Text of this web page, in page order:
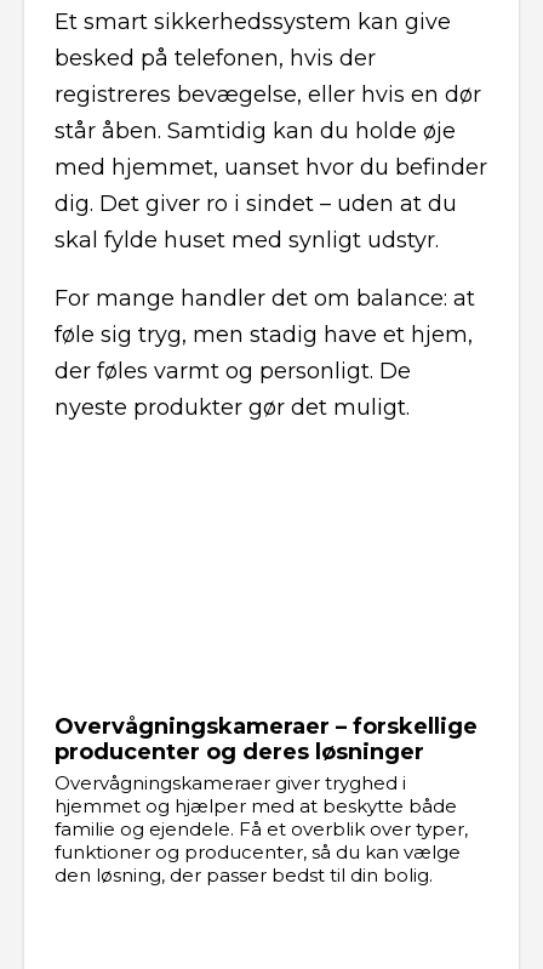
Et smart sikkerhedssystem kan give
besked på telefonen, hvis der
registreres bevægelse, eller hvis en dør
står åben. Samtidig kan du holde øje
med hjemmet, uanset hvor du befinder
dig. Det giver ro i sindet – uden at du
skal fylde huset med synligt udstyr.
For mange handler det om balance: at
føle sig tryg, men stadig have et hjem,
der føles varmt og personligt. De
nyeste produkter gør det muligt.
Overvågningskameraer – forskellige
producenter og deres løsninger
Overvågningskameraer giver tryghed i
hjemmet og hjælper med at beskytte både
familie og ejendele. Få et overblik over typer,
funktioner og producenter, så du kan vælge
den løsning, der passer bedst til din bolig.